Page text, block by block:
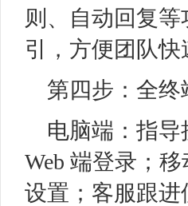
则、自动回复
引，方便团队快
第四步：全
电脑端：指导
Web 端登录；
设置；客服跟